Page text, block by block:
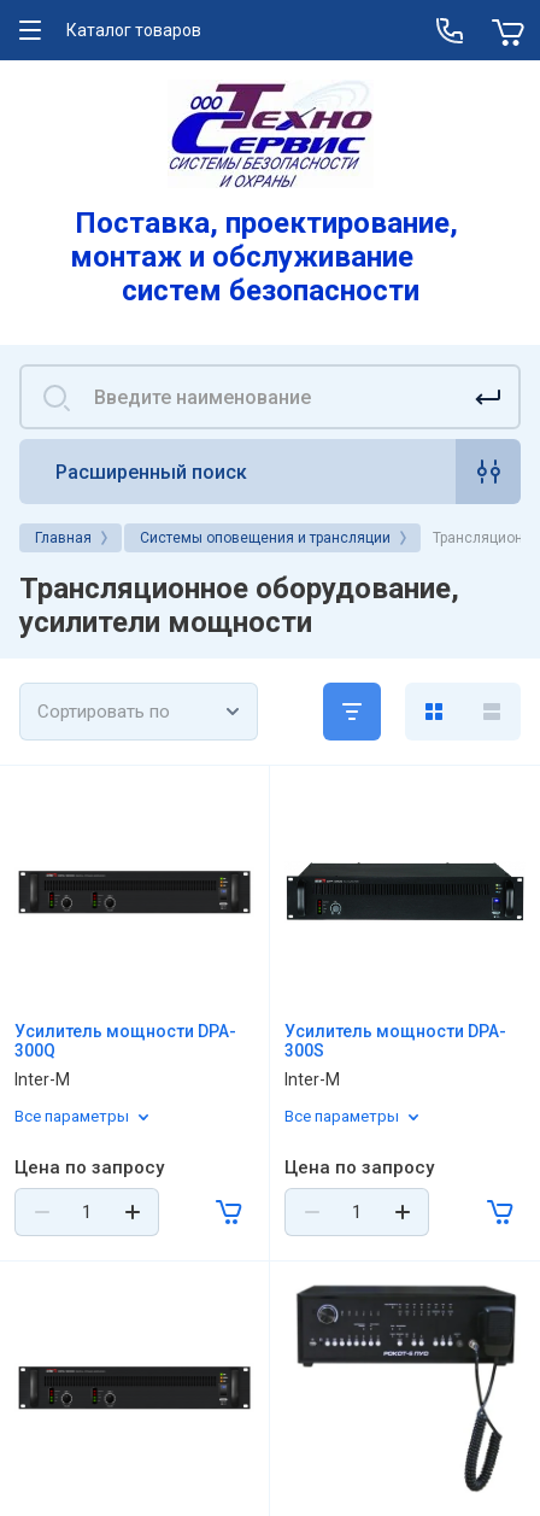
Реквизиты
Каталог товаров
Поставка, проектирование,
монтаж и обслуживание
систем безопасности
Расширенный поиск
Главная Системы оповещения и трансляции
Трансляционное оборудование,
усилители мощности
Сортировать по
Усилитель мощности DPA-
300Q
Inter-M
Все параметры
Цена по запросу
Усилитель мощности DPA-
300S
Inter-M
Все параметры
Цена по запросу